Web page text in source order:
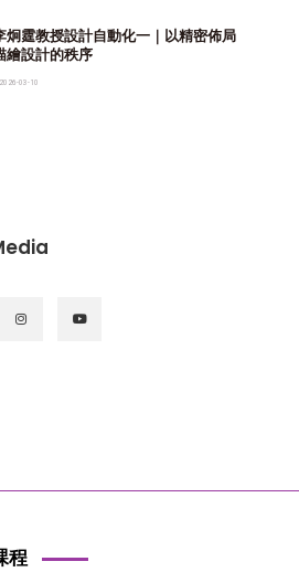
炯霆教授設計自動化一｜以精密佈局
繪設計的秩序
2026-03-10
程